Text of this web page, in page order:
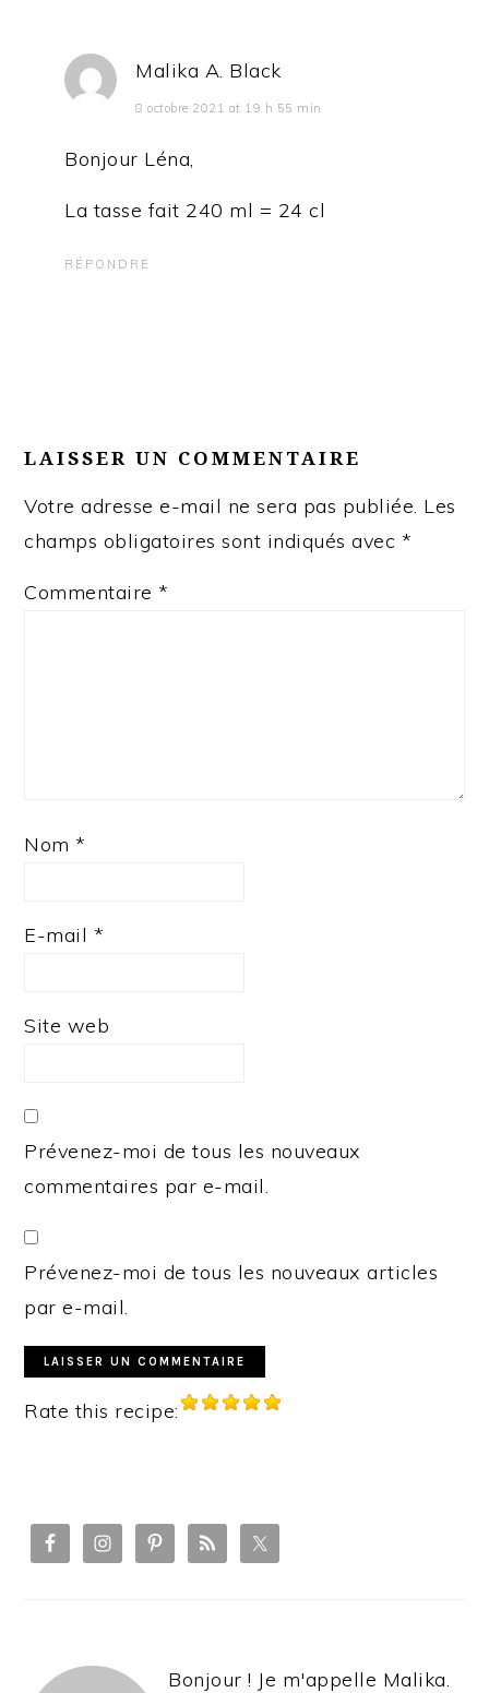
Malika A. Black
8 octobre 2021 at 19 h 55 min
Bonjour Léna,
La tasse fait 240 ml = 24 cl
RÉPONDRE
LAISSER UN COMMENTAIRE
Votre adresse e-mail ne sera pas publiée. Les
champs obligatoires sont indiqués avec *
Commentaire *
Nom *
E-mail *
Site web
Prévenez-moi de tous les nouveaux
commentaires par e-mail.
Prévenez-moi de tous les nouveaux articles
par e-mail.
Rate this recipe:
SIDEBAR
Bonjour ! Je m'appelle Malika.